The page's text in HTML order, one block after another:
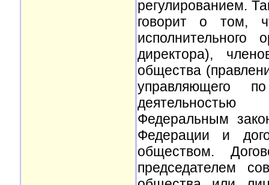
регулированием.
говорит о том,
исполнительного
директора),
общества
управляющего
Федеральным
Федерации и
обществом.
председателем